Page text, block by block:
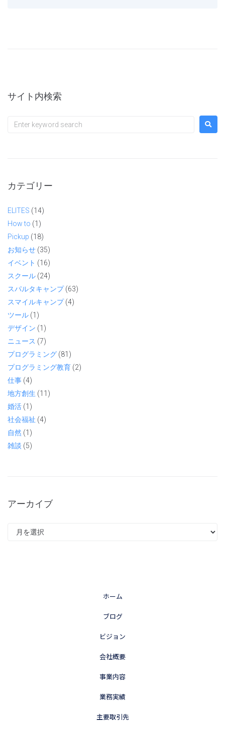
サイト内検索
カテゴリー
ELITES (14)
How to (1)
Pickup (18)
お知らせ (35)
イベント (16)
スクール (24)
スパルタキャンプ(63)
スマイルキャンプ(4)
ツール (1)
デザイン (1)
ニュース (7)
プログラミング (81)
プログラミング教育 (2)
仕事 (4)
地方創生 (11)
婚活 (1)
社会福祉 (4)
自然 (1)
雑談 (5)
アーカイブ
ホーム
ブログ
ビジョン
会社概要
事業内容
業務実績
主要取引先